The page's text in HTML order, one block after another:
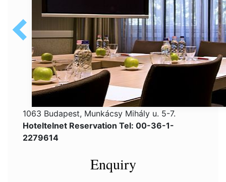
1063 Budapest, Munkácsy Mihály u. 5-7.
Hoteltelnet Reservation Tel: 00-36-1-
2279614
Enquiry